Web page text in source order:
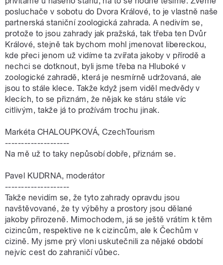
posluchače v sobotu do Dvora Králové, to je vlastně naše
partnerská staniční zoologická zahrada. A nedivím se,
protože to jsou zahrady jak pražská, tak třeba ten Dvůr
Králové, stejně tak bychom mohl jmenovat libereckou,
kde přeci jenom už vidíme ta zvířata jakoby v přírodě a
nechci se dotknout, byli jsme třeba na Hluboké v
zoologické zahradě, která je nesmírně udržovaná, ale
jsou to stále klece. Takže když jsem viděl medvědy v
klecích, to se přiznám, že nějak ke stáru stále víc
citlivým, takže já to prožívám trochu jinak.
Markéta CHALOUPKOVÁ, CzechTourism
--------------------
Na mě už to taky nepůsobí dobře, přiznám se.
Pavel KUDRNA, moderátor
--------------------
Takže nevidím se, že tyto zahrady opravdu jsou
navštěvované, že ty výběhy a prostory jsou dělané
jakoby přirozeně. Mimochodem, já se ještě vrátím k těm
cizincům, respektive ne k cizincům, ale k Čechům v
cizině. My jsme prý vloni uskutečnili za nějaké období
nejvíc cest do zahraničí vůbec.